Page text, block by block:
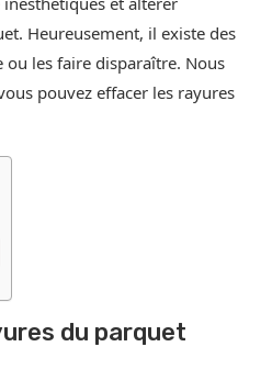
Heureusement, il existe des
les faire disparaître. Nous
pouvez effacer les rayures
du parquet